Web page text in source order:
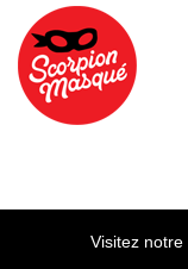
Aller au contenu principal
Visitez notre